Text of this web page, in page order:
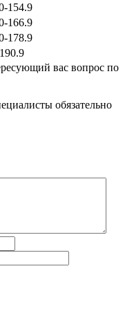
154.9
166.9
178.9
вас вопрос по
обязательно